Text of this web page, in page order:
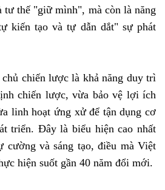
tư thế "giữ mình", mà còn là năng
kiến tạo và tự dẫn dắt" sự phát
chiến lược là khả năng duy trì
chiến lược, vừa bảo vệ lợi ích
linh hoạt ứng xử để tận dụng cơ
triển. Đây là biểu hiện cao nhất
cường và sáng tạo, điều mà Việt
hiện suốt gần 40 năm đổi mới.